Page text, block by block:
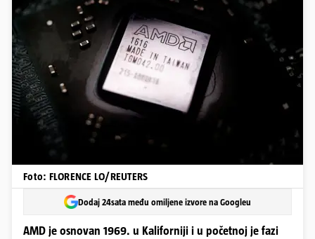
Foto: FLORENCE LO/REUTERS
Dodaj 24sata među omiljene izvore na Googleu
AMD je osnovan 1969. u Kaliforniji i u početnoj je fazi